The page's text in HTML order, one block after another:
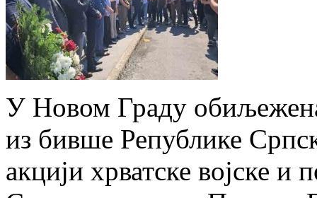
У Новом Граду
из бивше Републике
акцији хрватске војске